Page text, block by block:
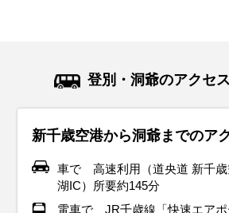
登別・洞爺のアクセ
新千歳空港から洞爺までのア
車で 高速利用（道央道 新千歳
湖IC）所要約145分
電車で JR千歳線「快速エアポ